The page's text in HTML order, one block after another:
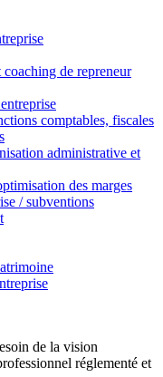
coaching de repreneur
comptables, fiscales
administrative et
des marges
/ subventions
de la vision
réglementé et